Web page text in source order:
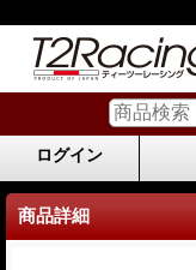
ログイン
商品詳細